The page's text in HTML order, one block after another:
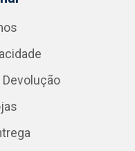
Devolução